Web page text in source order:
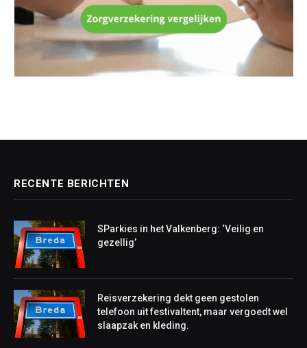
RECENTE BERICHTEN
SParkies in het Valkenberg: ‘Veilig en
gezellig’
Reisverzekering dekt geen gestolen
telefoon uit festivaltent, maar vergoedt wel
slaapzak en kleding.